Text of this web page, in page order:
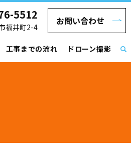
工事までの流れ ドローン撮影
5512
福井町2-4
お問い合わせ